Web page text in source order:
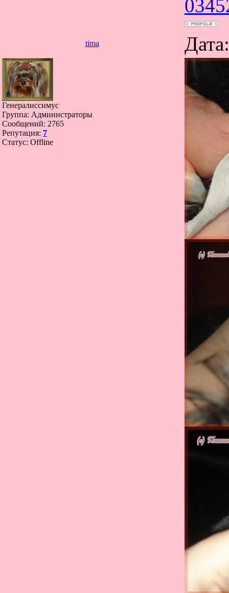
tima
Генералиссимус
Группа: Администраторы
Сообщений: 2765
Репутация: 7
Статус: Offline